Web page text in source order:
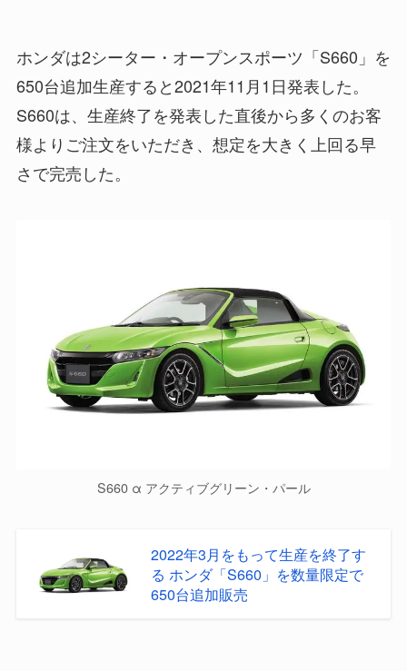
ホンダは2シーター・オープンスポーツ「S660」を
650台追加生産すると2021年11月1日発表した。
S660は、生産終了を発表した直後から多くのお客
様よりご注文をいただき、想定を大きく上回る早
さで完売した。
S660 α アクティブグリーン・パール
2022年3月をもって生産を終了す
る ホンダ「S660」を数量限定で
650台追加販売